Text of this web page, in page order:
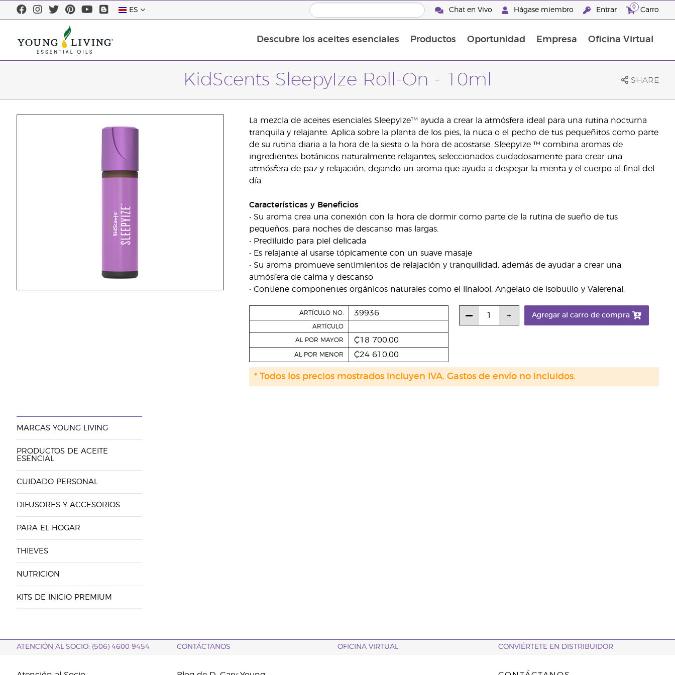
ES Chat en Vivo Hágase miembro Entrar 0 Carro
Descubre los aceites esenciales Productos Oportunidad Empresa Oficina Virtual
KidScents SleepyIze Roll-On - 10ml SHARE
La mezcla de aceites esenciales SleepyIze™ ayuda a crear la atmósfera ideal para una rutina nocturna
tranquila y relajante. Aplica sobre la planta de los pies, la nuca o el pecho de tus pequeñitos como parte
de su rutina diaria a la hora de la siesta o la hora de acostarse. SleepyIze ™ combina aromas de
ingredientes botánicos naturalmente relajantes, seleccionados cuidadosamente para crear una
atmósfera de paz y relajación, dejando un aroma que ayuda a despejar la menta y el cuerpo al final del
día.
Características y Beneficios
• Su aroma crea una conexión con la hora de dormir como parte de la rutina de sueño de tus
pequeños, para noches de descanso mas largas.
• Prediluido para piel delicada
• Es relajante al usarse tópicamente con un suave masaje
• Su aroma promueve sentimientos de relajación y tranquilidad, además de ayudar a crear una
atmósfera de calma y descanso
• Contiene componentes orgánicos naturales como el linalool, Angelato de isobutilo y Valerenal.
ARTÍCULO NO. 39936
ARTÍCULO
AL POR MAYOR ₡18 700,00
AL POR MENOR ₡24 610,00
Agregar al carro de compra
* Todos los precios mostrados incluyen IVA. Gastos de envío no incluidos.
MARCAS YOUNG LIVING
PRODUCTOS DE ACEITE
ESENCIAL
CUIDADO PERSONAL
DIFUSORES Y ACCESORIOS
PARA EL HOGAR
THIEVES
NUTRICION
KITS DE INICIO PREMIUM
ATENCIÓN AL SOCIO: (506) 4600 9454 CONTÁCTANOS OFICINA VIRTUAL CONVIÉRTETE EN DISTRIBUIDOR